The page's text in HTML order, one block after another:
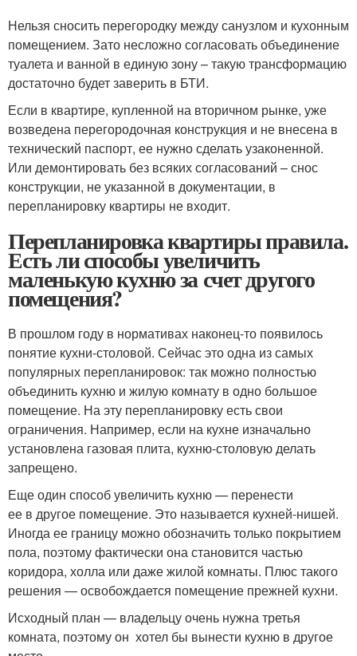
Нельзя сносить перегородку между санузлом и кухонным
помещением. Зато несложно согласовать объединение
туалета и ванной в единую зону – такую трансформацию
достаточно будет заверить в БТИ.
Если в квартире, купленной на вторичном рынке, уже
возведена перегородочная конструкция и не внесена в
технический паспорт, ее нужно сделать узаконенной.
Или демонтировать без всяких согласований – снос
конструкции, не указанной в документации, в
перепланировку квартиры не входит.
Перепланировка квартиры правила.
Есть ли способы увеличить
маленькую кухню за счет другого
помещения?
В прошлом году в нормативах наконец-то появилось
понятие кухни-столовой. Сейчас это одна из самых
популярных перепланировок: так можно полностью
объединить кухню и жилую комнату в одно большое
помещение. На эту перепланировку есть свои
ограничения. Например, если на кухне изначально
установлена газовая плита, кухню-столовую делать
запрещено.
Еще один способ увеличить кухню — перенести
ее в другое помещение. Это называется кухней-нишей.
Иногда ее границу можно обозначить только покрытием
пола, поэтому фактически она становится частью
коридора, холла или даже жилой комнаты. Плюс такого
решения — освобождается помещение прежней кухни.
Исходный план — владельцу очень нужна третья
комната, поэтому он хотел бы вынести кухню в другое